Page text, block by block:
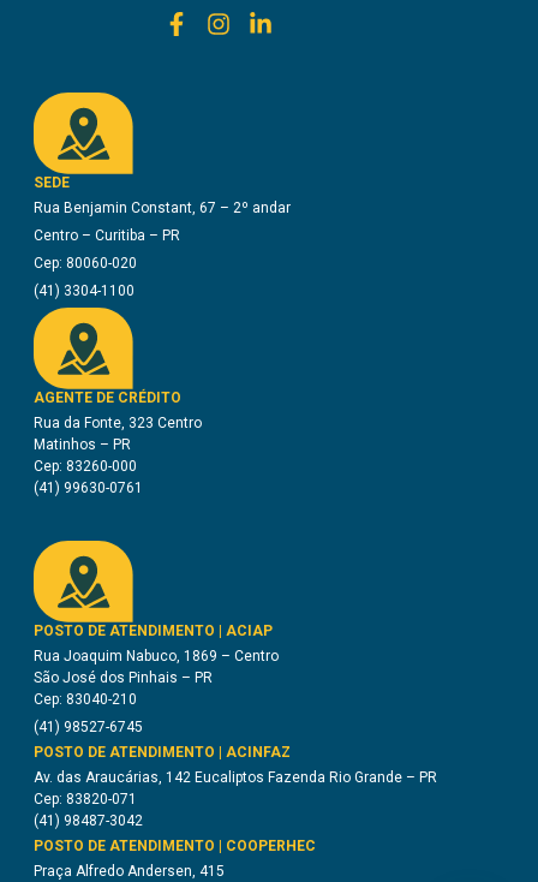
SEDE
Rua Benjamin Constant, 67 – 2º andar
Centro – Curitiba – PR
Cep: 80060-020
(41) 3304-1100
AGENTE DE CRÉDITO
Rua da Fonte, 323 Centro
Matinhos – PR
Cep: 83260-000
(41) 99630-0761
POSTO DE ATENDIMENTO | ACIAP
Rua Joaquim Nabuco, 1869 – Centro
São José dos Pinhais – PR
Cep: 83040-210
(41) 98527-6745
POSTO DE ATENDIMENTO | ACINFAZ
Av. das Araucárias, 142 Eucaliptos Fazenda Rio Grande – PR
Cep: 83820-071
(41) 98487-3042
POSTO DE ATENDIMENTO | COOPERHEC
Praça Alfredo Andersen, 415